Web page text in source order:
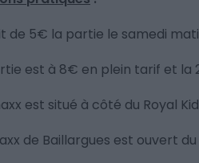
de 5€ la partie le samedi
est à 8€ en plein tarif et
est situé à côté du Royal
de Baillargues est ouvert